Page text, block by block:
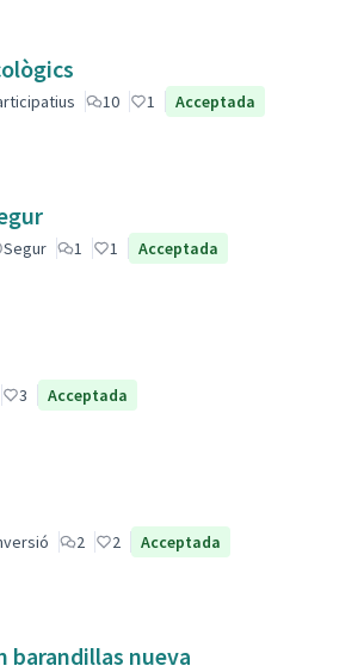
10 1 Acceptada
Segur 1 1 Acceptada
3 Acceptada
2 2 Acceptada
barandillas nueva